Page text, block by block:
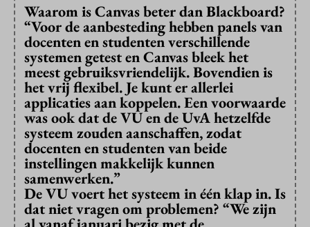
Waarom is Canvas beter dan Blackboard?
“Voor de aanbesteding hebben panels van
docenten en studenten verschillende
systemen getest en Canvas bleek het
meest gebruiksvriendelijk. Bovendien is
het vrij flexibel. Je kunt er allerlei
applicaties aan koppelen. Een voorwaarde
was ook dat de VU en de UvA hetzelfde
systeem zouden aanschaffen, zodat
docenten en studenten van beide
instellingen makkelijk kunnen
samenwerken.”
De VU voert het systeem in één klap in. Is
dat niet vragen om problemen? “We zijn